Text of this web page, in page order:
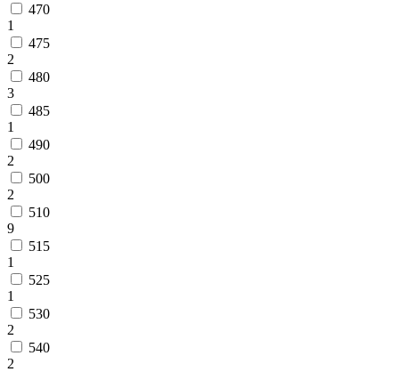
470
1
475
2
480
3
485
1
490
2
500
2
510
9
515
1
525
1
530
2
540
2